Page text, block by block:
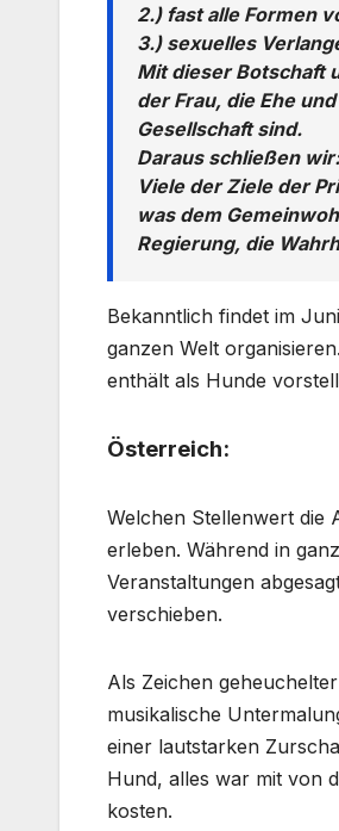
2.) fast alle Formen
3.) sexuelles
Mit dieser Botschaft
der Frau, die Ehe
Gesellschaft sind.
Daraus schließen wir:
Viele der Ziele der
was dem
Regierung, die
Bekanntlich findet im
ganzen Welt
enthält als Hunde
Österreich:
Welchen Stellenwert die
erleben. Während in
Veranstaltungen
verschieben.
Als Zeichen
musikalische
einer lautstarken
Hund, alles war mit von
kosten.